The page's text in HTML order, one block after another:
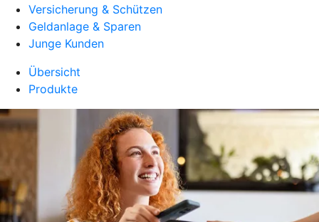
Versicherung & Schützen
Geldanlage & Sparen
Junge Kunden
Übersicht
Produkte